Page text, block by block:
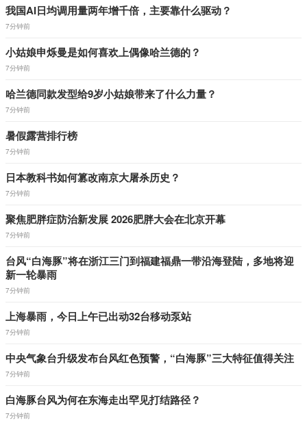
我国AI日均调用量两年增千倍，主要靠什么驱动？
7分钟前
小姑娘申烁曼是如何喜欢上偶像哈兰德的？
7分钟前
哈兰德同款发型给9岁小姑娘带来了什么力量？
7分钟前
暑假露营排行榜
7分钟前
日本教科书如何篡改南京大屠杀历史？
7分钟前
聚焦肥胖症防治新发展 2026肥胖大会在北京开幕
7分钟前
台风“白海豚”将在浙江三门到福建福鼎一带沿海登陆，多地将迎
新一轮暴雨
7分钟前
上海暴雨，今日上午已出动32台移动泵站
7分钟前
中央气象台升级发布台风红色预警，“白海豚”三大特征值得关注
7分钟前
白海豚台风为何在东海走出罕见打结路径？
7分钟前